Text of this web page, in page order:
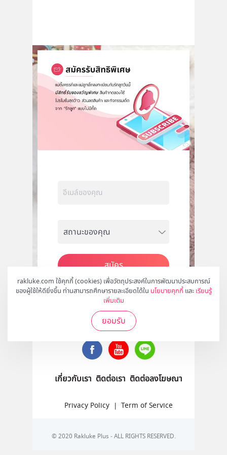
rakluke.com ใช้คุกกี้ (cookies) เพื่อวัตถุประสงค์ในการพัฒนาประสบการณ์
ของผู้ใช้ให้ดียิ่งขึ้น ท่านสามารถศึกษารายละเอียดได้ใน นโยบายคุกกี้ และ เรียนรู้
เพิ่มเติม
ยอมรับ
สมัคร
ติดตามเราได้ที่
เกี่ยวกับเรา ติดต่อเรา ติดต่อลงโฆษณา
Privacy Policy | Term of Service
© 2020 Rakluke Plus - ALL RIGHTS RESERVED.